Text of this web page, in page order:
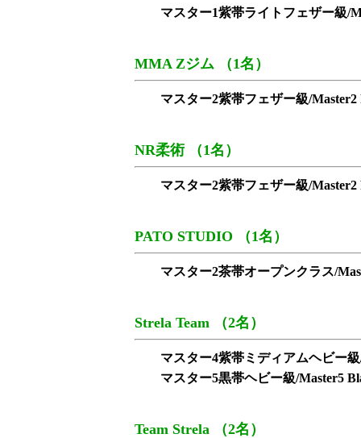
マスター1紫帯ライトフェザー級/
MMA Zジム （1名）
マスター2紫帯フェザー級/Master2
NR柔術 （1名）
マスター2紫帯フェザー級/Master2
PATO STUDIO （1名）
マスター2茶帯オープンクラス/
Strela Team （2名）
マスター4紫帯ミディアムヘビー級/
マスター5黒帯ヘビー級/Master5
Team Strela （2名）